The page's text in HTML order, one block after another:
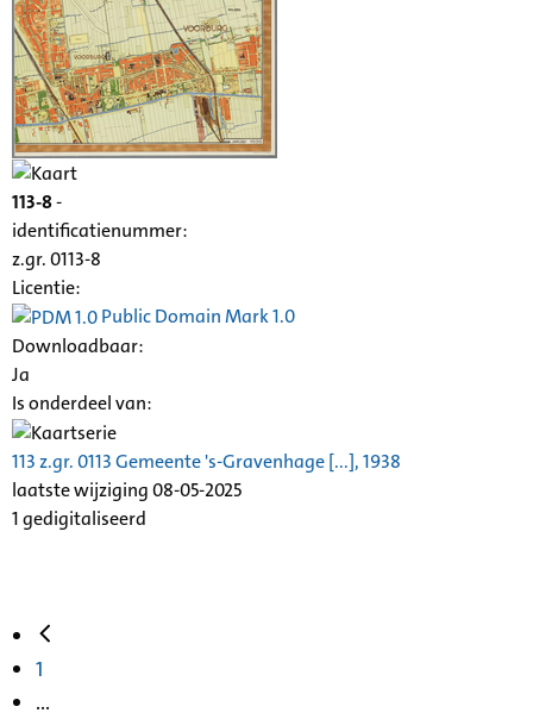
113-8-
identificatienummer:
z.gr. 0113-8
Licentie:
Public Domain Mark 1.0
Downloadbaar:
Ja
Is onderdeel van:
113 z.gr. 0113 Gemeente 's-Gravenhage [...], 1938
laatste wijziging 08-05-2025
1 gedigitaliseerd
1
...